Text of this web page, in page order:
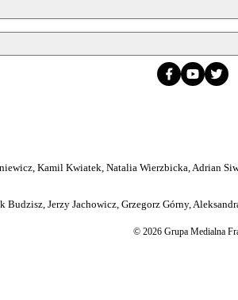
Kamil Kwiatek, Natalia Wierzbicka, Adrian
Jerzy Jachowicz, Grzegorz Górny,
© 2026 Grupa Medialna